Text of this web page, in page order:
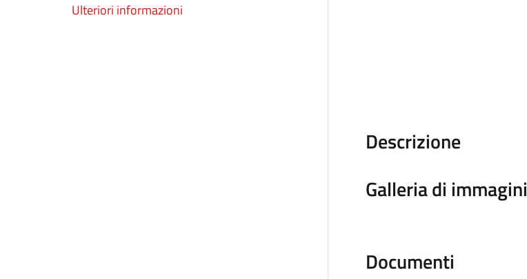
Ulteriori informazioni
Descrizione
Galleria di immagini
Documenti